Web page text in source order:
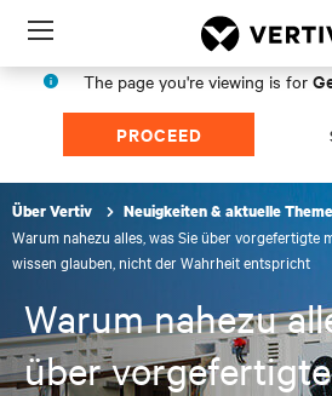
Menu
The page you're viewing is for
PROCEED
Über Vertiv Neuigkeiten & aktuelle
Warum nahezu alles, was Sie über vorgefertigte
wissen glauben, nicht der Wahrheit entspricht
Warum nahezu
über